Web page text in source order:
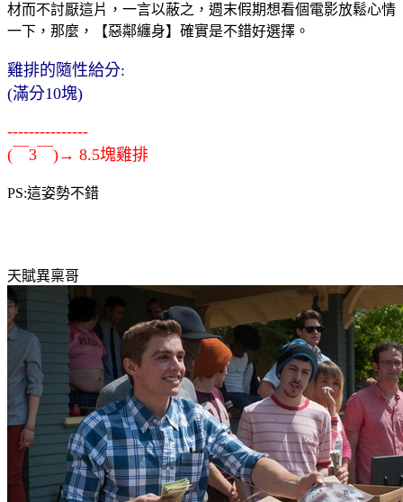
材而不討厭這片，一言以蔽之，週末假期想看個電影放鬆心情
一下，那麼，【惡鄰纏身】確實是不錯好選擇。
雞排的隨性給分:
(滿分10塊)
---------------
(￣3￣)→ 8.5塊雞排
PS:這姿勢不錯
天賦異稟哥